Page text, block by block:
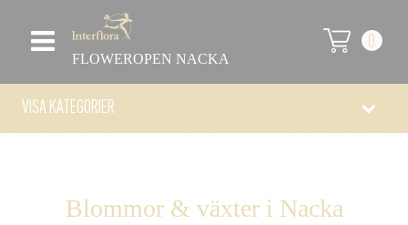
FLOWEROPEN NACKA
0
VISA KATEGORIER
Blommor & växter i Nacka